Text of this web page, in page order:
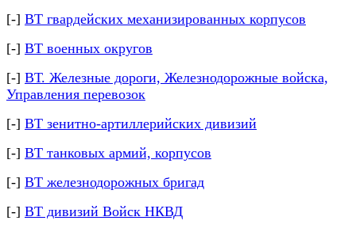
[-] ВТ гвардейских механизированных корпусов
[-] ВТ военных округов
[-] ВТ. Железные дороги, Железнодорожные войска,
Управления перевозок
[-] ВТ зенитно-артиллерийских дивизий
[-] ВТ танковых армий, корпусов
[-] ВТ железнодорожных бригад
[-] ВТ дивизий Войск НКВД